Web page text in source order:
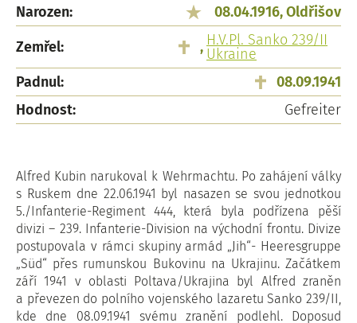
Narozen:
08.04.1916, Oldřišov
Zemřel:
, H.V.Pl. Sanko 239/II
Ukraine
Padnul:
08.09.1941
Hodnost:
Gefreiter
Alfred Kubin narukoval k Wehrmachtu. Po zahájení války
s Ruskem dne 22.06.1941 byl nasazen se svou jednotkou
5./Infanterie-Regiment 444, která byla podřízena pěší
divizi – 239. Infanterie-Division na východní frontu. Divize
postupovala v rámci skupiny armád „Jih“- Heeresgruppe
„Süd“ přes rumunskou Bukovinu na Ukrajinu. Začátkem
září 1941 v oblasti Poltava/Ukrajina byl Alfred zraněn
a převezen do polního vojenského lazaretu Sanko 239/II,
kde dne 08.09.1941 svému zranění podlehl. Doposud